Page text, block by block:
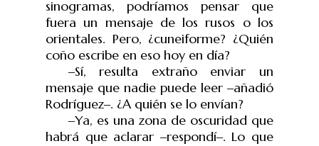
sinogramas, podríamos pensar que
fuera un mensaje de los rusos o los
orientales. Pero, ¿cuneiforme? ¿Quién
coño escribe en eso hoy en día?
‒Sí, resulta extraño enviar un
mensaje que nadie puede leer‒añadió
Rodríguez‒. ¿A quién se lo envían?
‒Ya, es una zona de oscuridad que
habrá que aclarar‒respondí‒. Lo que